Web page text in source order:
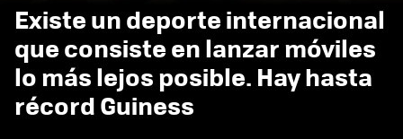
Existe un deporte internacional
que consiste en lanzar móviles
lo más lejos posible. Hay hasta
récord Guiness